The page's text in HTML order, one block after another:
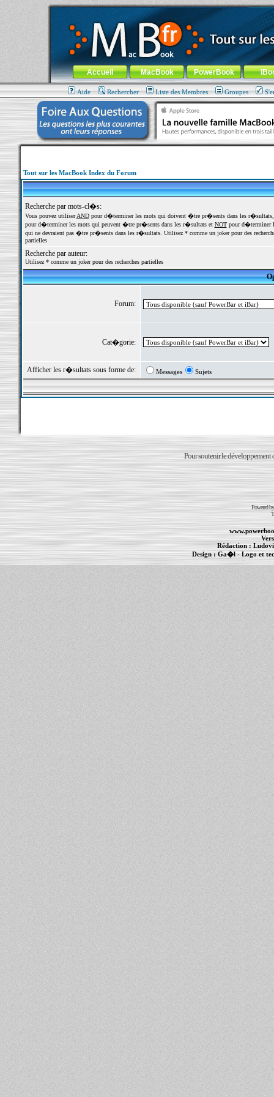
MacBook-fr.com : 100% Apple... 100% nomade !
Aller au contenu-Aller au menu général-Aller au menu de
Menu général
Accueil MacBook PowerBook
Aide Rechercher Liste des Membres Groupes
Tout sur les MacBook Index du Forum
Recherche par mots-cl�s:
Vous pouvez utiliserANDpour d�terminer les mots qui doivent �tre pr�sents dans les
pour d�terminer les mots qui peuvent �tre pr�sents dans les r�sultats et NOTpour d�terminer
qui ne devraient pas �tre pr�sents dans les r�sultats. Utilisez * comme un joker pour des
partielles
Recherche par auteur:
Utilisez * comme un joker pour des recherches partielles
Forum:
Cat�gorie:
Afficher les r�sultats sous forme de: Messages Sujets
Pour soutenir le développement
Powered
Rédaction :
Design : Ga�l- Logo et